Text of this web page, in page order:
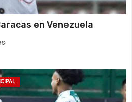
en Venezuela